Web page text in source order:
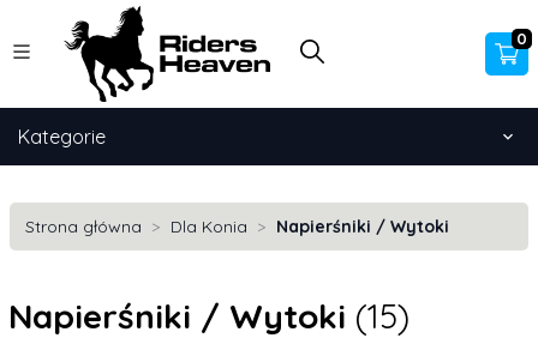
0
Kategorie
Strona główna Dla Konia Napierśniki / Wytoki
Napierśniki / Wytoki (15)